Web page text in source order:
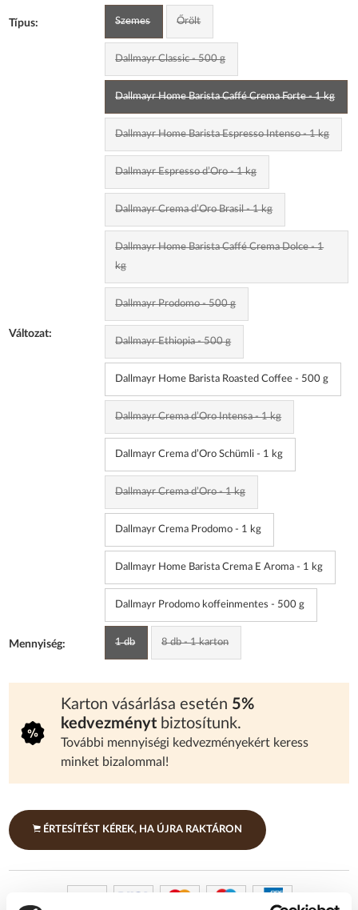
Típus: Szemes Őrölt
Változat:
Dallmayr Classic - 500 g
Dallmayr Home Barista Caffé Crema Forte - 1 kg
Dallmayr Home Barista Espresso Intenso - 1 kg
Dallmayr Espresso d’Oro - 1 kg
Dallmayr Crema d’Oro Brasil - 1 kg
Dallmayr Home Barista Caffé Crema Dolce - 1
kg
Dallmayr Prodomo - 500 g
Dallmayr Ethiopia - 500 g
Dallmayr Home Barista Roasted Coffee - 500 g
Dallmayr Crema d’Oro Intensa - 1 kg
Dallmayr Crema d’Oro Schümli - 1 kg
Dallmayr Crema d’Oro - 1 kg
Dallmayr Crema Prodomo - 1 kg
Dallmayr Home Barista Crema E Aroma - 1 kg
Dallmayr Prodomo koffeinmentes - 500 g
Mennyiség: 1 db 8 db - 1 karton
Karton vásárlása esetén 5%
kedvezményt biztosítunk.
További mennyiségi kedvezményekért keress
minket bizalommal!
ÉRTESÍTÉST KÉREK, HA ÚJRA RAKTÁRON